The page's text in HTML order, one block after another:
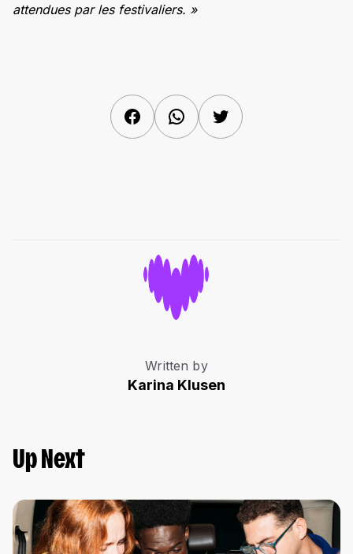
attendues par les festivaliers. »
FacebookWhatsAppTwitter
Written by
Karina Klusen
Up Next